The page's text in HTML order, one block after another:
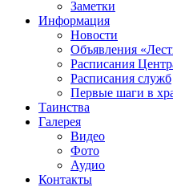
Заметки
Информация
Новости
Объявления
Расписания
Расписания служб
Первые шаги в
Таинства
Галерея
Видео
Фото
Аудио
Контакты